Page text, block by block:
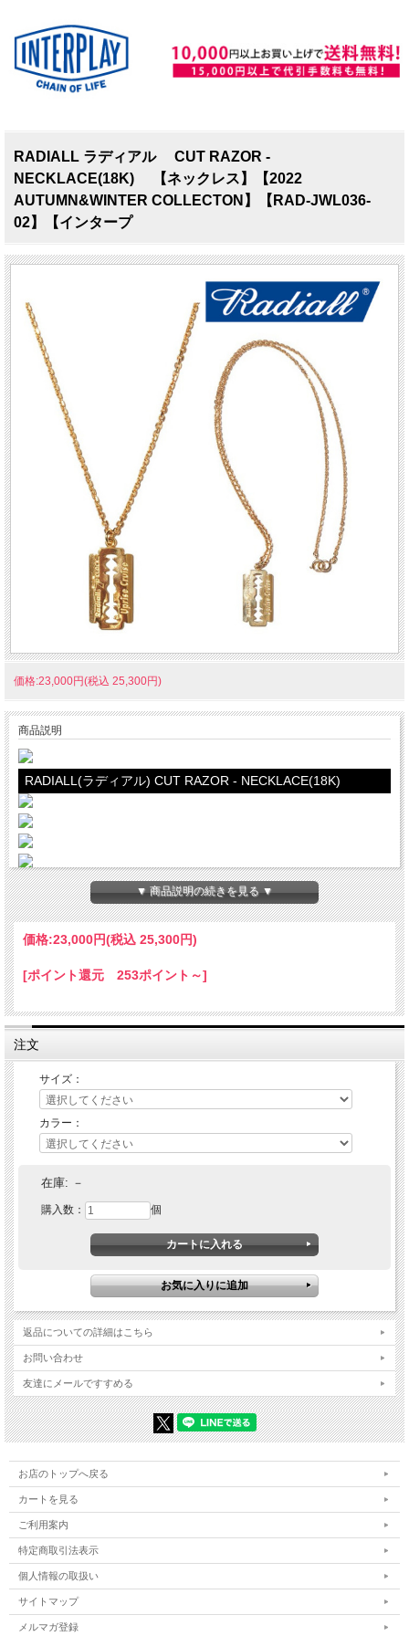
RADIALL ラディアル CUT RAZOR -
NECKLACE(18K) 【ネックレス】【2022
AUTUMN&WINTER COLLECTON】【RAD-JWL036-
02】【インタープ
価格:23,000円(税込 25,300円)
商品説明
RADIALL(ラディアル) CUT RAZOR - NECKLACE(18K)
RADIALL(ラディアル) CUT RAZOR - NECKLACE(18K)
RADIALL(ラディアル)よりネックレスが入荷いたしました。
925シルバー製のレーザーブレードネックレス。
レーザーブレードの表側には、「RADIALL」、「7O'CLOC
スプーンクロスネックレス同様に機能美を兼ね備えたデザイ
ンとなっています。
「UPRISE CRUISE」へ。
仕上げは、シルバー、18Kメッキ共にひとつひとつ丁寧に職
TOP, CHAIN: 925SILVER
★"Funksta For Life"をテーマに掲げ、jazz,rock,blues等の
様々な音楽要素を取り込んだFUNK(MUSIC)を良い意味で雑
多(種々のものが入りまじっているさま)と捉え、Mixture（混
ぜ合わせた）的な発想をアイテム作りに反映させている。
★アメリカンスタイルをベースに高山洋一が傾倒するオール
ドカー、ルーツミュージックの要素を交えて、独自の解釈で
現代に落とし込んだデイリーウェアを提案する。
★そのラインナップはオーセンティックな様相でありながら
も、工場と二人三脚で歩んで作られるオリジナルテキスタイ
ルを用いてシルエットから細部に至るまで拘り抜かれた製品
▼ 商品説明の続きを見る ▼
価格:23,000円(税込 25,300円)
[ポイント還元 253ポイント～]
注文
サイズ：
カラー：
在庫: －
購入数： 個
返品についての詳細はこちら
お問い合わせ
友達にメールですすめる
お店のトップへ戻る
カートを見る
ご利用案内
特定商取引法表示
個人情報の取扱い
サイトマップ
メルマガ登録